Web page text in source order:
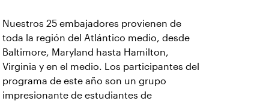
Nuestros 25 embajadores provienen de
toda la región del Atlántico medio, desde
Baltimore, Maryland hasta Hamilton,
Virginia y en el medio. Los participantes del
programa de este año son un grupo
impresionante de estudiantes de